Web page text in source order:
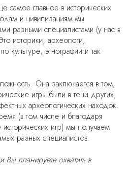
самое главное в исторических
и цивилизациям мы
разными специалистами (у нас в
историки, археологи,
культуре, этнографии и так
Она заключается в том,
игры были в тени других,
археологических находок.
(в том числе и благодаря
игр) мы получаем
разных специалистов.
планируете охватить в